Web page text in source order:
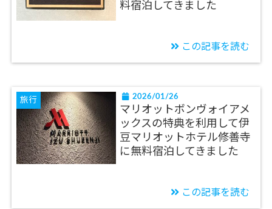
料宿泊してきました
この記事を読む
旅行 2026/01/26
マリオットボンヴォイアメ
ックスの特典を利用して伊
豆マリオットホテル修善寺
に無料宿泊してきました
この記事を読む